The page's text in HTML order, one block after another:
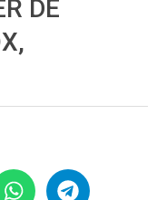
DE